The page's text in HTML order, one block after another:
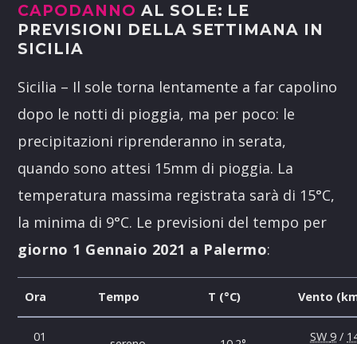
CAPODANNO AL SOLE: LE
PREVISIONI DELLA SETTIMANA IN
SICILIA
Sicilia – Il sole torna lentamente a far capolino
dopo le notti di pioggia, ma per poco: le
precipitazioni riprenderanno in serata,
quando sono attesi 15mm di pioggia. La
temperatura massima registrata sarà di 15°C,
la minima di 9°C. Le previsioni del tempo per
giorno 1 Gennaio 2021 a Palermo:
Ora Tempo T (°C) Vento
01 SW9 /